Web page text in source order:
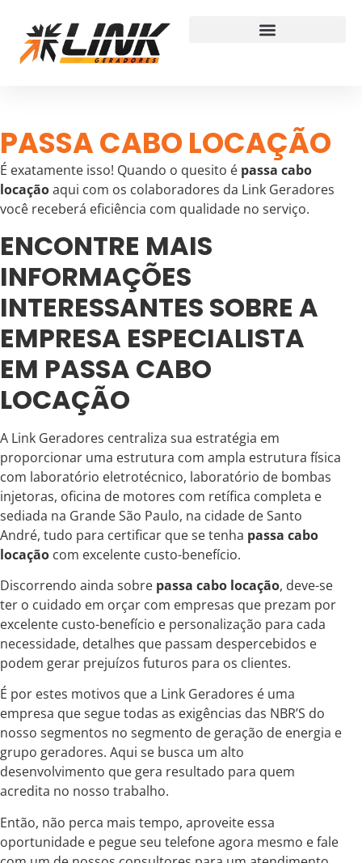
PASSA CABO LOCAÇÃO
É exatamente isso! Quando o quesito é passa cabo
locaçãoaqui com os colaboradores da Link Geradores
você receberá eficiência com qualidade no serviço.
ENCONTRE MAIS
INFORMAÇÕES
INTERESSANTES SOBRE A
EMPRESA ESPECIALISTA
EM PASSA CABO
LOCAÇÃO
A Link Geradores centraliza sua estratégia em
proporcionar uma estrutura com ampla estrutura física
com laboratório eletrotécnico, laboratório de bombas
injetoras, oficina de motores com retífica completa e
sediada na Grande São Paulo, na cidade de Santo
André, tudo para certificar que se tenha passa cabo
locação com excelente custo-benefício.
Discorrendo ainda sobre passa cabo locação, deve-se
ter o cuidado em orçar com empresas que prezam por
excelente custo-benefício e personalização para cada
necessidade, detalhes que passam despercebidos e
podem gerar prejuízos futuros para os clientes.
É por estes motivos que a Link Geradores é uma
empresa que segue todas as exigências das NBR’S do
nosso segmentos no segmento de geração de energia e
grupo geradores. Aqui se busca um alto
desenvolvimento que gera resultado para quem
acredita no nosso trabalho.
Então, não perca mais tempo, aproveite essa
oportunidade e pegue seu telefone agora mesmo e fale